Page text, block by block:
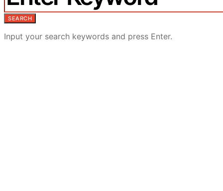
SEARCH
Input your search keywords and press Enter.